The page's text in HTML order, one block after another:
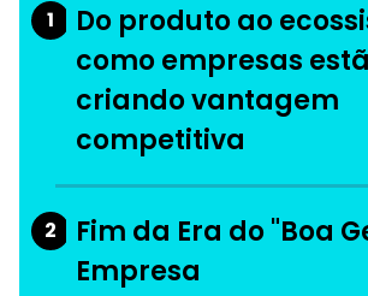
1
Do produto ao
como empresas
criando vantagem
competitiva
2
Fim da Era do "Boa
Empresa